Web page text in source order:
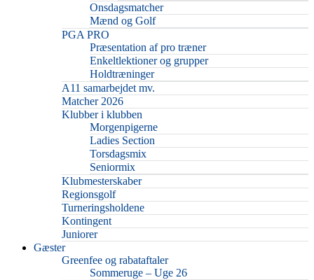
Onsdagsmatcher
Mænd og Golf
PGA PRO
Præsentation af pro træner
Enkeltlektioner og grupper
Holdtræninger
A11 samarbejdet mv.
Matcher 2026
Klubber i klubben
Morgenpigerne
Ladies Section
Torsdagsmix
Seniormix
Klubmesterskaber
Regionsgolf
Turneringsholdene
Kontingent
Juniorer
Gæster
Greenfee og rabataftaler
Sommeruge – Uge 26